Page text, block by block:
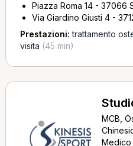
Piazza Roma 14 - 37066
Via Giardino Giusti 4 -
Prestazioni:trattamento
visita (45 min)
MCB,
Medico